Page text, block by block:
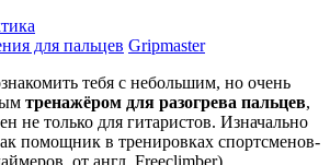
для пальцев Gripmaster
тебя с небольшим, но очень
тренажёром для разогрева пальцев,
не только для гитаристов. Изначально
помощник в тренировках спортсменов-
от англ. Freeclimber).